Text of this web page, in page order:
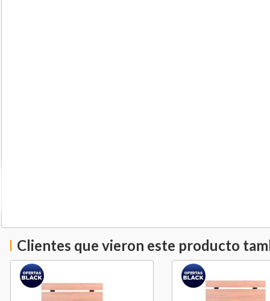
Clientes que vieron este producto